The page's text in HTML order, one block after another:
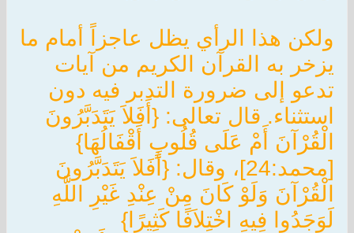
ولكن هذا الرأي يظل عاجزاً أمام ما
يزخر به القرآن الكريم من آيات
تدعو إلى ضرورة التدبر فيه دون
استثناء. قال تعالى: {أَفَلاَ يَتَدَبَّرُونَ
الْقُرْآنَ أَمْ عَلَى قُلُوبٍ أَقْفَالُهَا}
[محمد:24]، وقال: {أَفَلاَ يَتَدَبَّرُونَ
الْقُرْآنَ وَلَوْ كَانَ مِنْ عِنْدِ غَيْرِ اللَّهِ
لَوَجَدُوا فِيهِ اخْتِلاَفًا كَثِيرًا}